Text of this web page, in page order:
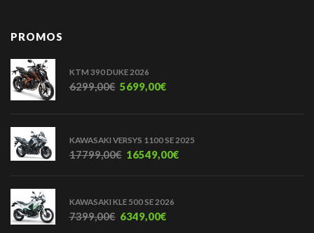
PROMOS
KTM 390 DUKE 2026
6299,00€ 5699,00€
KAWASAKI VERSYS 1100 SE 2025
17799,00€ 16549,00€
KAWASAKI KLE 500 SE 2026
7399,00€ 6349,00€